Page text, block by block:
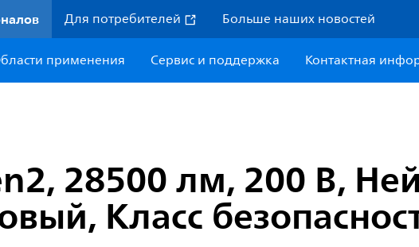
Для потребителей Больше наших новостей
применения Сервис и поддержка Контактная
28500 лм, 200 В,
Класс